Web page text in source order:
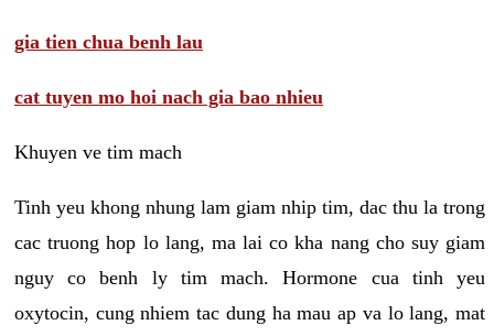
gia tien chua benh lau
cat tuyen mo hoi nach gia bao nhieu
Khuyen ve tim mach
Tinh yeu khong nhung lam giam nhip tim, dac thu la trong
cac truong hop lo lang, ma lai co kha nang cho suy giam
nguy co benh ly tim mach. Hormone cua tinh yeu
oxytocin, cung nhiem tac dung ha mau ap va lo lang, mat